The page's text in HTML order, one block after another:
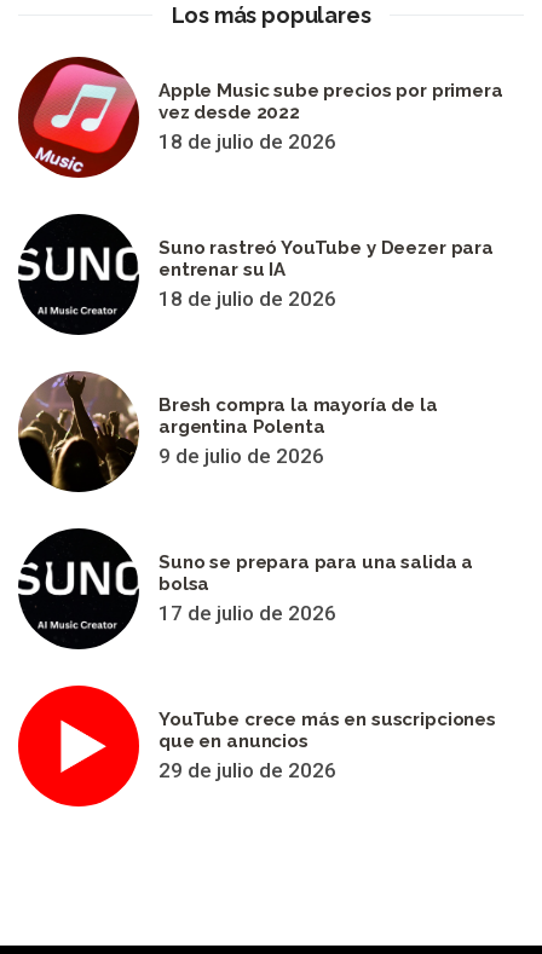
Los más populares
Apple Music sube precios por primera
vez desde 2022
18 de julio de 2026
Suno rastreó YouTube y Deezer para
entrenar su IA
18 de julio de 2026
Bresh compra la mayoría de la
argentina Polenta
9 de julio de 2026
Suno se prepara para una salida a
bolsa
17 de julio de 2026
YouTube crece más en suscripciones
que en anuncios
29 de julio de 2026